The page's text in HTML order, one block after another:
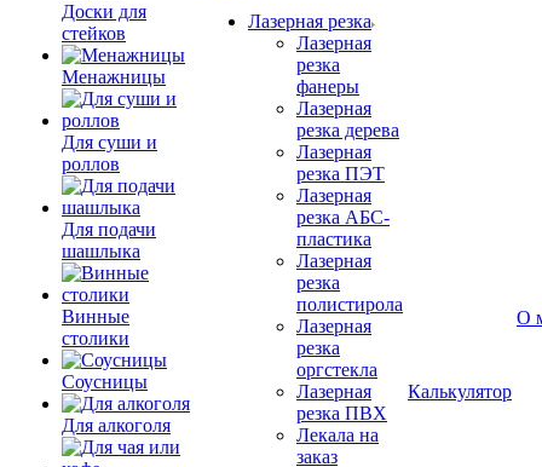
Доски для
стейков
Менажницы
Для суши и
роллов
Для подачи
шашлыка
Винные
столики
Соусницы
Для алкоголя
Лазерная резка
Лазерная
резка
фанеры
Лазерная
резка дерева
Лазерная
резка ПЭТ
Лазерная
резка АБС-
пластика
Лазерная
резка
полистирола
Лазерная
резка
оргстекла
Лазерная
резка ПВХ
Лекала на
заказ
Калькулятор
О